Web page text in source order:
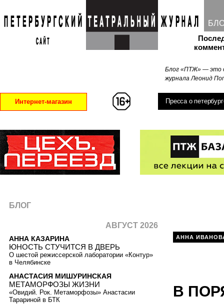
Блог «ПТЖ» — это
журнала Леонид
Интернет-магазин Пресса о
АННА
В
БЛОГ
АВГУСТ 2026
АННА КАЗАРИНА
ЮНОСТЬ СТУЧИТСЯ В ДВЕРЬ
О шестой режиссерской лаборатории «Контур»
в Челябинске
АНАСТАСИЯ МИШУРИНСКАЯ
МЕТАМОРФОЗЫ ЖИЗНИ
«Овидий. Рок. Метаморфозы» Анастасии
Тарариной в БТК